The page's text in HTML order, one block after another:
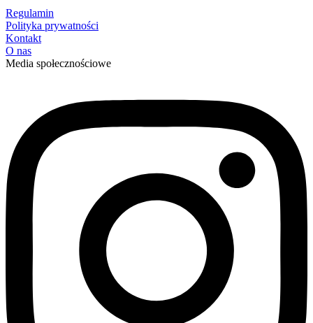
Regulamin
Polityka prywatności
Kontakt
O nas
Media społecznościowe